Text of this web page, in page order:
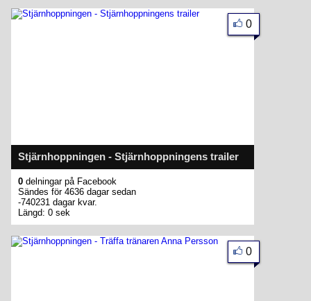
Stjärnhoppningen - Stjärnhoppningens trailer
0
0 delningar på Facebook
Sändes för 4636 dagar sedan
-740231 dagar kvar.
Längd: 0 sek
0